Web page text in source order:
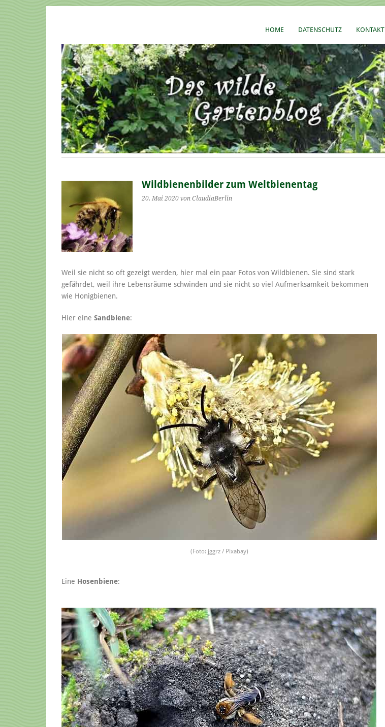
HOME DATENSCHUTZ KONTAKT
Wildbienenbilder zum Weltbienentag
20. Mai 2020 von ClaudiaBerlin
Weil sie nicht so oft gezeigt werden, hier mal ein paar Fotos von Wildbienen. Sie sind stark
gefährdet, weil ihre Lebensräume schwinden und sie nicht so viel Aufmerksamkeit bekommen
wie Honigbienen.
Hier eine Sandbiene:
(Foto: jggrz / Pixabay)
Eine Hosenbiene: